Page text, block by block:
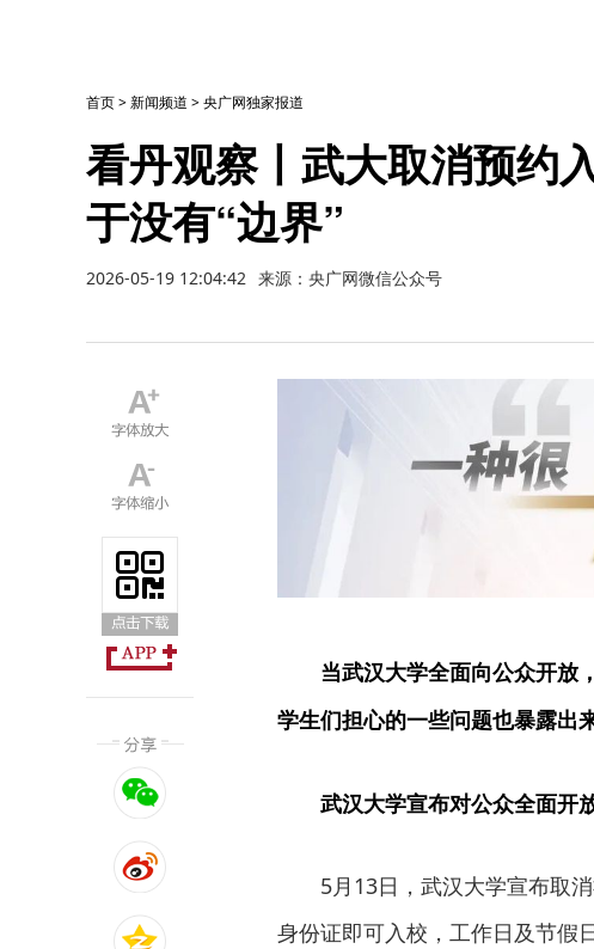
首页>新闻频道 >央广网独家报道
看丹观察丨武大取消预约
于没有“边界”
2026-05-19 12:04:42 来源：央广网微信公众号
当武汉大学全面向公众开放
学生们担心的一些问题也暴露出来
武汉大学宣布对公众全面开
5月13日，武汉大学宣布取
身份证即可入校，工作日及节假